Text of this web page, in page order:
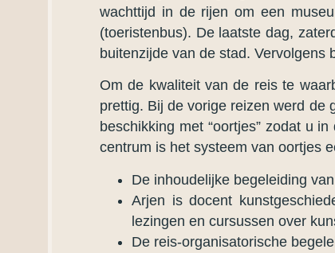
wachttijd in de rijen om een
(toeristenbus). De laatste dag,
buitenzijde van de stad. Vervolgens
Om de kwaliteit van de reis te
prettig. Bij de vorige reizen werd de
beschikking met “oortjes” zodat u
centrum is het systeem van oortjes
De inhoudelijke begeleiding
Arjen is docent
lezingen en cursussen over
De reis-organisatorische